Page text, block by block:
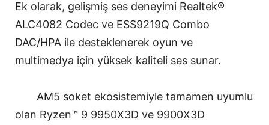
Ek olarak, gelişmiş ses deneyimi Realtek®
ALC4082 Codec ve ESS9219Q Combo
DAC/HPA ile desteklenerek oyun ve
multimedya için yüksek kaliteli ses sunar.
AM5 soket ekosistemiyle tamamen uyumlu
olan Ryzen™ 9 9950X3D ve 9900X3D